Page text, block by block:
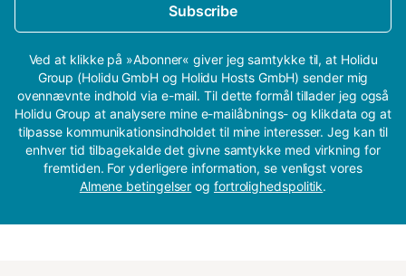
Subscribe
Ved at klikke på »Abonner« giver jeg samtykke til, at Holidu
Group (Holidu GmbH og Holidu Hosts GmbH) sender mig
ovennævnte indhold via e-mail. Til dette formål tillader jeg også
Holidu Group at analysere mine e-mailåbnings- og klikdata og at
tilpasse kommunikationsindholdet til mine interesser. Jeg kan til
enhver tid tilbagekalde det givne samtykke med virkning for
fremtiden. For yderligere information, se venligst vores
Almene betingelser og fortrolighedspolitik.